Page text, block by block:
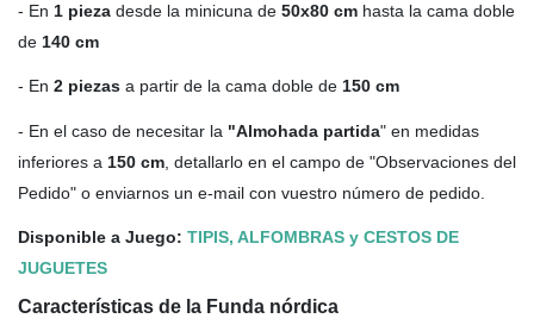
- En 1 pieza desde la minicuna de 50x80 cm hasta la cama doble
de 140 cm
- En 2 piezas a partir de la cama doble de 150 cm
- En el caso de necesitar la "Almohada partida" en medidas
inferiores a 150 cm , detallarlo en el campo de "Observaciones del
Pedido" o enviarnos un e-mail con vuestro número de pedido.
Disponible a Juego: TIPIS, ALFOMBRAS y CESTOS DE
JUGUETES
Características de la Funda nórdica